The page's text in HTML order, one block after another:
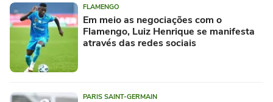
FLAMENGO
Em meio as negociações com o
Flamengo, Luiz Henrique se manifesta
através das redes sociais
PARIS SAINT-GERMAIN